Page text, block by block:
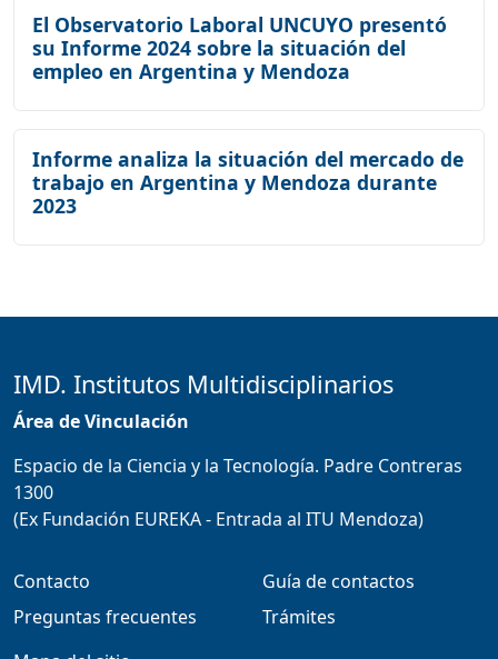
El Observatorio Laboral UNCUYO presentó
su Informe 2024 sobre la situación del
empleo en Argentina y Mendoza
Informe analiza la situación del mercado de
trabajo en Argentina y Mendoza durante
2023
IMD. Institutos Multidisciplinarios
Área de Vinculación
Espacio de la Ciencia y la Tecnología. Padre Contreras
1300
(Ex Fundación EUREKA - Entrada al ITU Mendoza)
Contacto
Preguntas frecuentes
Guía de contactos
Trámites